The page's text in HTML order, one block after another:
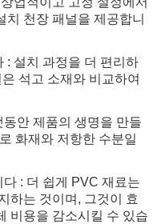
치 천장 패널을 제공합니
: 설치 과정을 더 편리하
석고 소재와 비교하여
안 제품의 생명을 만들
화재와 저항한 수분일
: 더 쉽게 PVC 재료는
하는 것이며, 그것이 효
비용을 감소시킬 수 있습